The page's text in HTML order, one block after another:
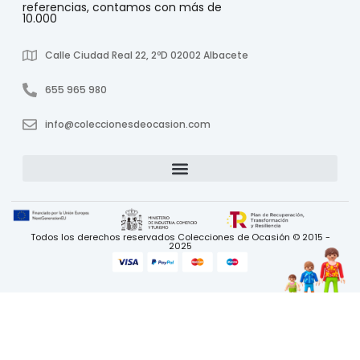
referencias, contamos con más de
10.000
Calle Ciudad Real 22, 2ºD 02002 Albacete
655 965 980
info@coleccionesdeocasion.com
Todos los derechos reservados Colecciones de Ocasión © 2015 -
2025